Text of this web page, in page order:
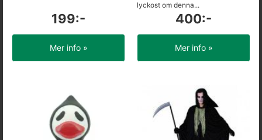
199:-
Mer info »
lyckost om denna...
400:-
Mer info »